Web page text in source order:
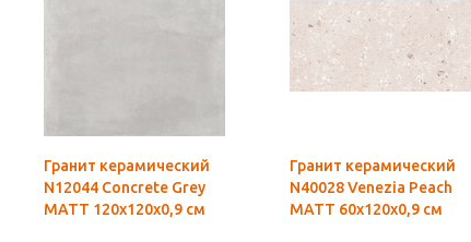
Гранит керамический
N12044 Concrete Grey
MATT 120х120х0,9 см
Гранит керамический
N40028 Venezia Peach
MATT 60х120х0,9 см